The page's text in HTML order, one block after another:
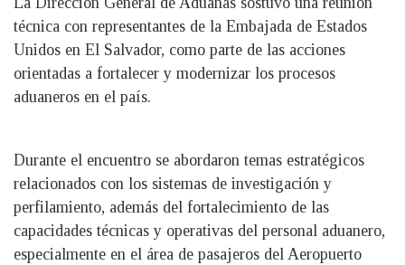
técnica con representantes de la Embajada de Estados
Unidos en El Salvador, como parte de las acciones
orientadas a fortalecer y modernizar los procesos
aduaneros en el país.
Durante el encuentro se abordaron temas estratégicos
relacionados con los sistemas de investigación y
perfilamiento, además del fortalecimiento de las
capacidades técnicas y operativas del personal aduanero,
especialmente en el área de pasajeros del Aeropuerto